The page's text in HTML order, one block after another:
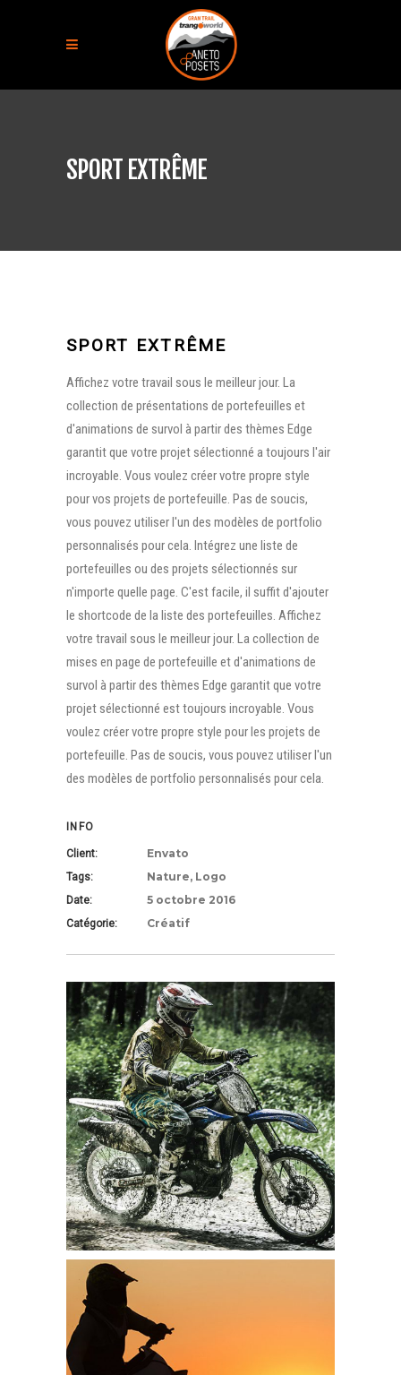
SPORT EXTRÊME
SPORT EXTRÊME
Affichez votre travail sous le meilleur jour. La
collection de présentations de portefeuilles et
d'animations de survol à partir des thèmes Edge
garantit que votre projet sélectionné a toujours l'air
incroyable. Vous voulez créer votre propre style
pour vos projets de portefeuille. Pas de soucis,
vous pouvez utiliser l'un des modèles de portfolio
personnalisés pour cela. Intégrez une liste de
portefeuilles ou des projets sélectionnés sur
n'importe quelle page. C'est facile, il suffit d'ajouter
le shortcode de la liste des portefeuilles. Affichez
votre travail sous le meilleur jour. La collection de
mises en page de portefeuille et d'animations de
survol à partir des thèmes Edge garantit que votre
projet sélectionné est toujours incroyable. Vous
voulez créer votre propre style pour les projets de
portefeuille. Pas de soucis, vous pouvez utiliser l'un
des modèles de portfolio personnalisés pour cela.
INFO
Client: Envato
Tags: Nature, Logo
Date: 5 octobre 2016
Catégorie: Créatif